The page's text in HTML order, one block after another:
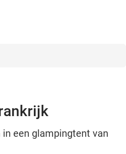
een glampingtent van